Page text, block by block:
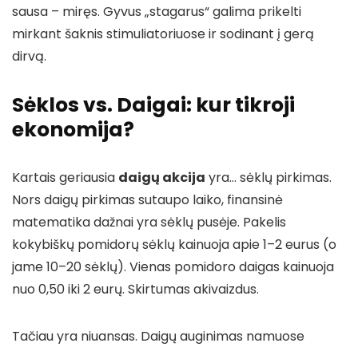
sausa – miręs. Gyvus „stagarus“ galima prikelti
mirkant šaknis stimuliatoriuose ir sodinant į gerą
dirvą.
Sėklos vs. Daigai: kur tikroji
ekonomija?
Kartais geriausia daigų akcija yra… sėklų pirkimas.
Nors daigų pirkimas sutaupo laiko, finansinė
matematika dažnai yra sėklų pusėje. Pakelis
kokybiškų pomidorų sėklų kainuoja apie 1–2 eurus (o
jame 10–20 sėklų). Vienas pomidoro daigas kainuoja
nuo 0,50 iki 2 eurų. Skirtumas akivaizdus.
Tačiau yra niuansas. Daigų auginimas namuose